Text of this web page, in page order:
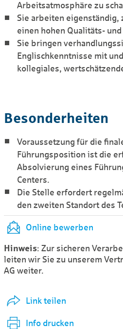
Arbeitsatmosphäre zu
Sie arbeiten eigenständig,
einen hohen Qualitäts-
Sie bringen
Englischkenntnisse mit
kollegiales,
Besonderheiten
Voraussetzung für die
Führungsposition ist die
Absolvierung eines
Centers.
Die Stelle erfordert
den zweiten Standort des
Online bewerben
Hinweis: Zur sicheren
leiten wir Sie zu unserem
AG weiter.
Link teilen
Info drucken